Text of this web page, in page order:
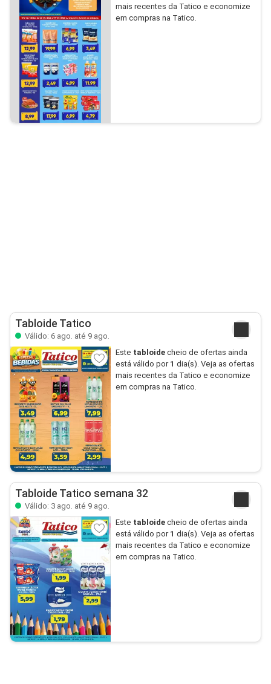
mais recentes da Tatico e economize
em compras na Tatico.
Tabloide Tatico
Válido: 6 ago. até 9 ago.
Este tabloidecheio de ofertas ainda
está válido por 1 dia(s). Veja as ofertas
mais recentes da Tatico e economize
em compras na Tatico.
Tabloide Tatico semana 32
Válido: 3 ago. até 9 ago.
Este tabloidecheio de ofertas ainda
está válido por 1 dia(s). Veja as ofertas
mais recentes da Tatico e economize
em compras na Tatico.